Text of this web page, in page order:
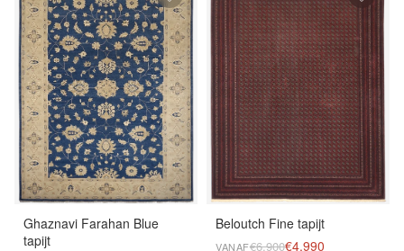
Ghaznavi Farahan Blue
tapijt
Beloutch Fine tapijt
VANAF€6.900€4.990